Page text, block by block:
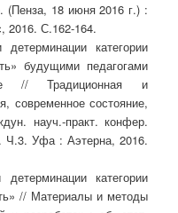
(Пенза, 18 июня 2016 г.) :
2016. С.162-164.
категории
будущими педагогами
// Традиционная и
современное состояние,
науч.-практ. конфер.
Уфа : Аэтерна, 2016.
категории
// Материалы и методы